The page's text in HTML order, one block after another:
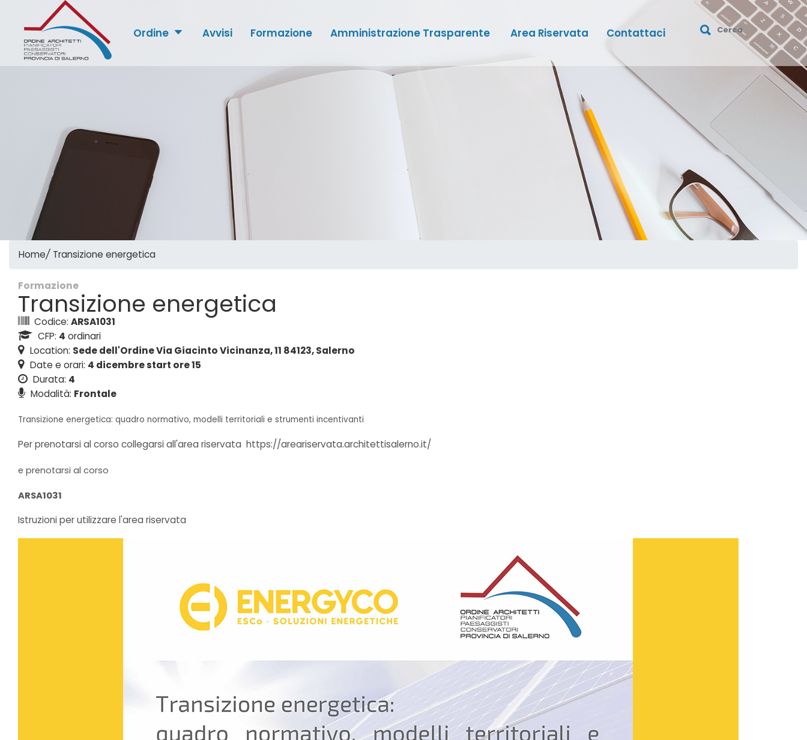
Ordine Avvisi Formazione Amministrazione Trasparente Area Riservata Contattaci
Home/ Transizione energetica
Formazione
Transizione energetica
Codice: ARSA1031
CFP: 4 ordinari
Location: Sede dell'Ordine Via Giacinto Vicinanza, 11 84123, Salerno
Date e orari: 4 dicembre start ore 15
Durata: 4
Modalità: Frontale
Transizione energetica: quadro normativo, modelli territoriali e strumenti incentivanti
Per prenotarsi al corso collegarsi all'area riservata https://areariservata.architettisalerno.it/
e prenotarsi al corso
ARSA1031
Istruzioni per utilizzare l'area riservata